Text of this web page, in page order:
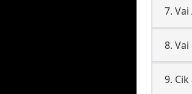
7.
8.
9.